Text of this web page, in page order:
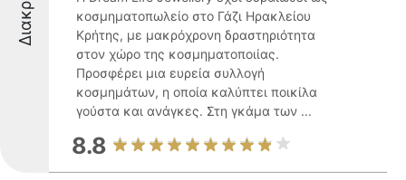
κοσμηματοπωλείο στο Γάζι Ηρακλείου
Κρήτης, με μακρόχρονη δραστηριότητα
στον χώρο της κοσμηματοποιίας.
Προσφέρει μια ευρεία συλλογή
κοσμημάτων, η οποία καλύπτει ποικίλα
γούστα και ανάγκες. Στη γκάμα των ...
8.8